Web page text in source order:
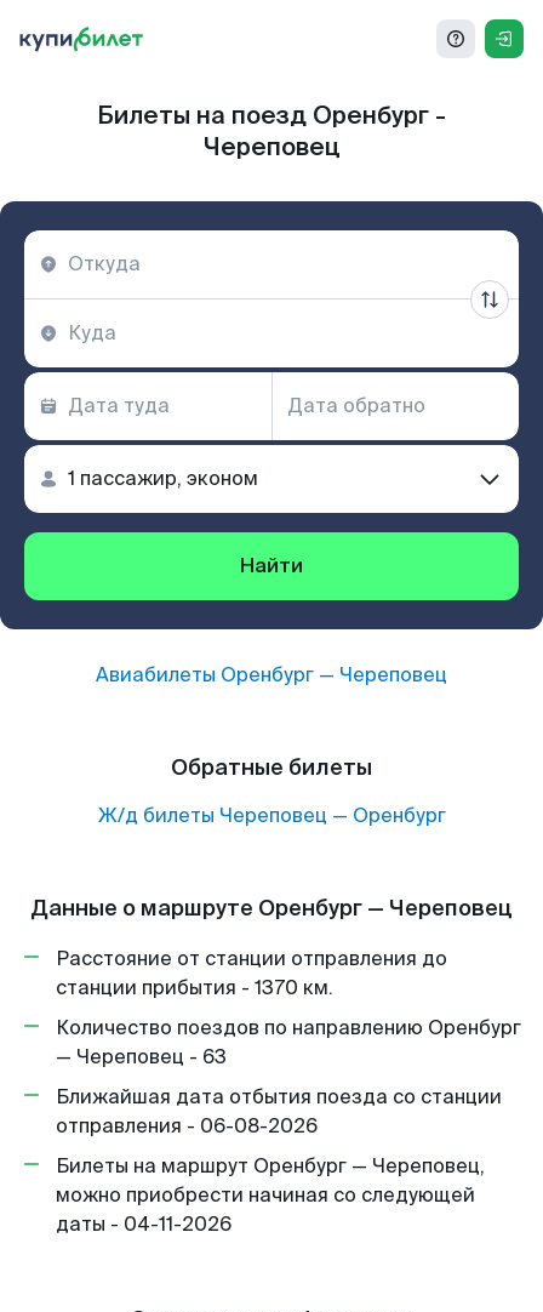
Билеты на поезд Оренбург -
Череповец
Найти
Авиабилеты Оренбург — Череповец
Обратные билеты
Ж/д билеты Череповец — Оренбург
Данные о маршруте Оренбург — Череповец
Расстояние от станции отправления до
станции прибытия - 1370 км.
Количество поездов по направлению Оренбург
— Череповец - 63
Ближайшая дата отбытия поезда со станции
отправления - 06-08-2026
Билеты на маршрут Оренбург — Череповец,
можно приобрести начиная со следующей
даты - 04-11-2026